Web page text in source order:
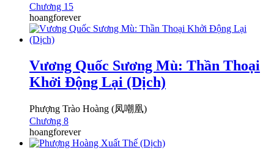
Chương 15
hoangforever
Vương Quốc Sương Mù: Thần Thoại
Khởi Động Lại (Dịch)
Phượng Trào Hoàng (凤嘲凰)
Chương 8
hoangforever